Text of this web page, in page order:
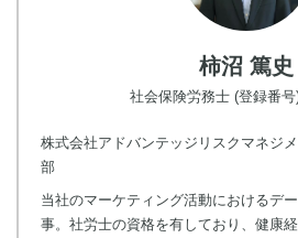
柿沼 篤史
社会保険労務士 (登録番
株式会社アドバンテッジリスクマネジ
部
当社のマーケティング活動におけるデ
事。社労士の資格を有しており、健康